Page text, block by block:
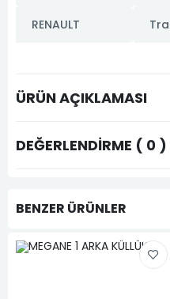
RENAULT
ÜRÜN AÇIKLAMASI
DEĞERLENDIRME ( 0 )
BENZER ÜRÜNLER